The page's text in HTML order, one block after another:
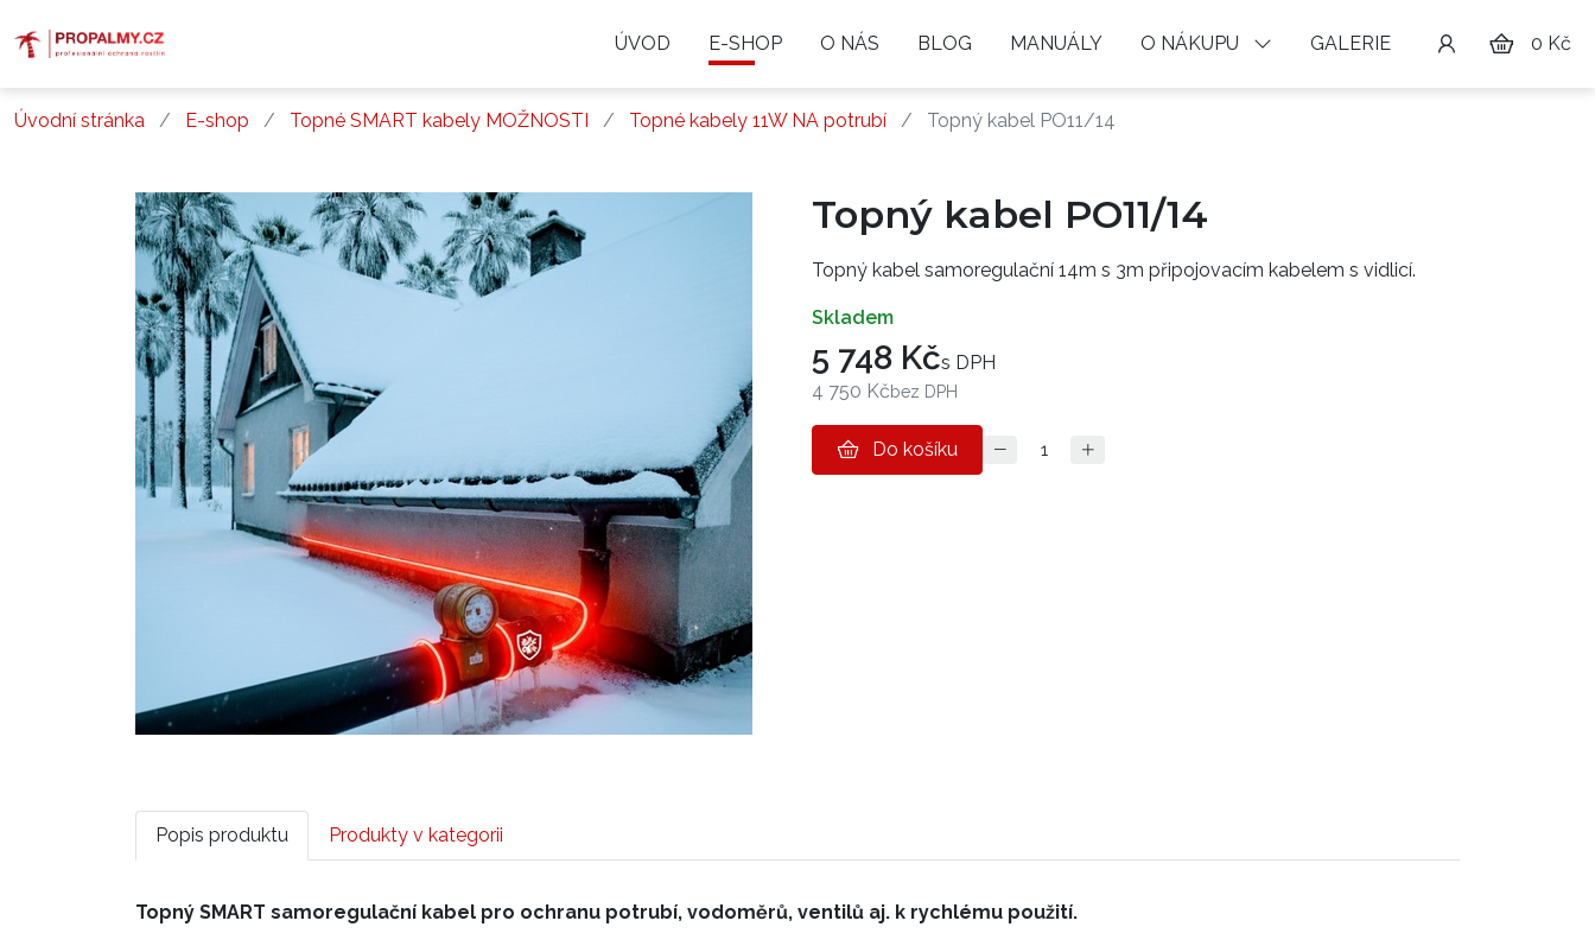
ÚVOD E-SHOP O NÁS BLOG MANUÁLY O NÁKUPU GALERIE 0 Kč
Úvodní stránka E-shop Topné SMART kabely MOŽNOSTI Topné kabely 11W NA potrubí Topný kabel PO11/14
Topný kabel PO11/14
Topný kabel samoregulační 14m s 3m připojovacím kabelem s vidlicí.
skladem
5 748 Kčs DPH
4 750 Kčbez DPH
Do košíku
Popis produktu Produkty v kategorii
Topný SMART samoregulační kabel pro ochranu potrubí, vodoměrů, ventilů aj. k rychlému použití.